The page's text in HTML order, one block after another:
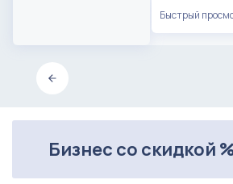
Быстрый
Бизнес со скидкой